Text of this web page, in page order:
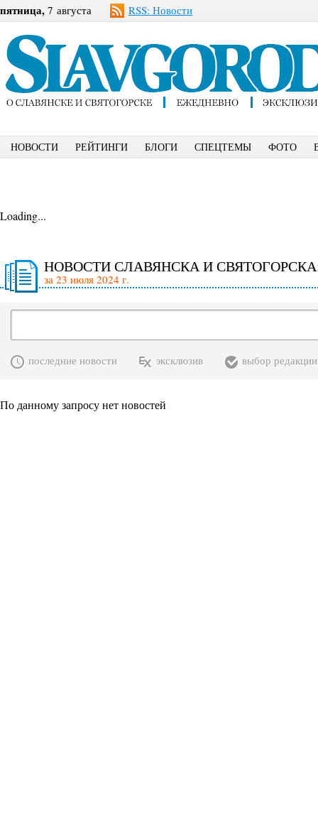
пятница, 7 августа RSS: Новости
НОВОСТИ РЕЙТИНГИ БЛОГИ СПЕЦТЕМЫ ФОТО
Loading...
НОВОСТИ СЛАВЯНСКА И
за 23 июля 2024 г.
последние новости эксклюзив выбор редакции
По данному запросу нет новостей